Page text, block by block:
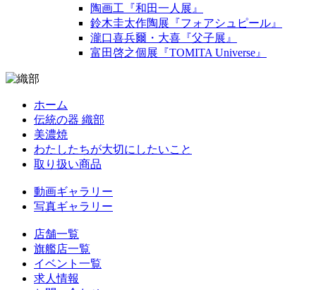
陶画工『和田一人展』
鈴木圭太作陶展『フォアシュピール』
瀧口喜兵爾・大喜『父子展』
富田啓之個展『TOMITA Universe』
ホーム
伝統の器 織部
美濃焼
わたしたちが大切にしたいこと
取り扱い商品
動画ギャラリー
写真ギャラリー
店舗一覧
旗艦店一覧
イベント一覧
求人情報